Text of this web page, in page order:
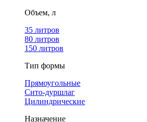
Объем, л
35 литров
80 литров
150 литров
Тип формы
Прямоугольные
Сито-дуршлаг
Цилиндрические
Назначение